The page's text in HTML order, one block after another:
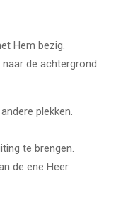
Hem bezig.
de achtergrond.
plekken.
te brengen.
de ene Heer